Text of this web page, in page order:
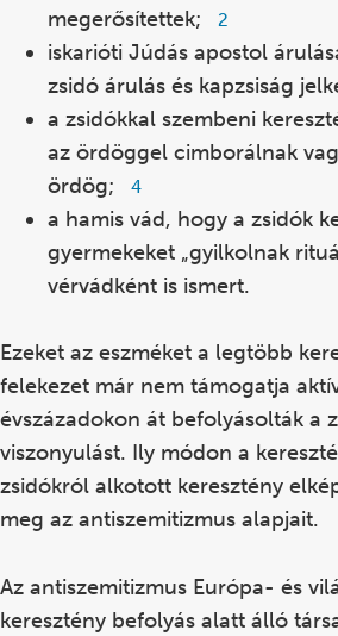
megerősítettek;
Footnote
2
2
iskarióti Júdás apostol
zsidó árulás és kapzsiság
a zsidókkal szembeni
az ördöggel cimborálnak
ördög;
Footnote
4
4
a hamis vád, hogy a zsidók
gyermekeket „gyilkolnak
vérvádként is ismert.
Ezeket az eszméket a legtöbb
felekezet már nem támogatja
évszázadokon át befolyásolták a
viszonyulást. Ily módon a
zsidókról alkotott keresztény
meg az antiszemitizmus alapjait.
Az antiszemitizmus Európa- és
keresztény befolyás alatt álló